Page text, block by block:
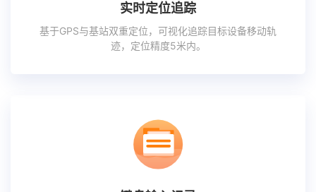
实时定位追踪
基于GPS与基站双重定位，可视化追踪目标设备移动轨
迹，定位精度5米内。